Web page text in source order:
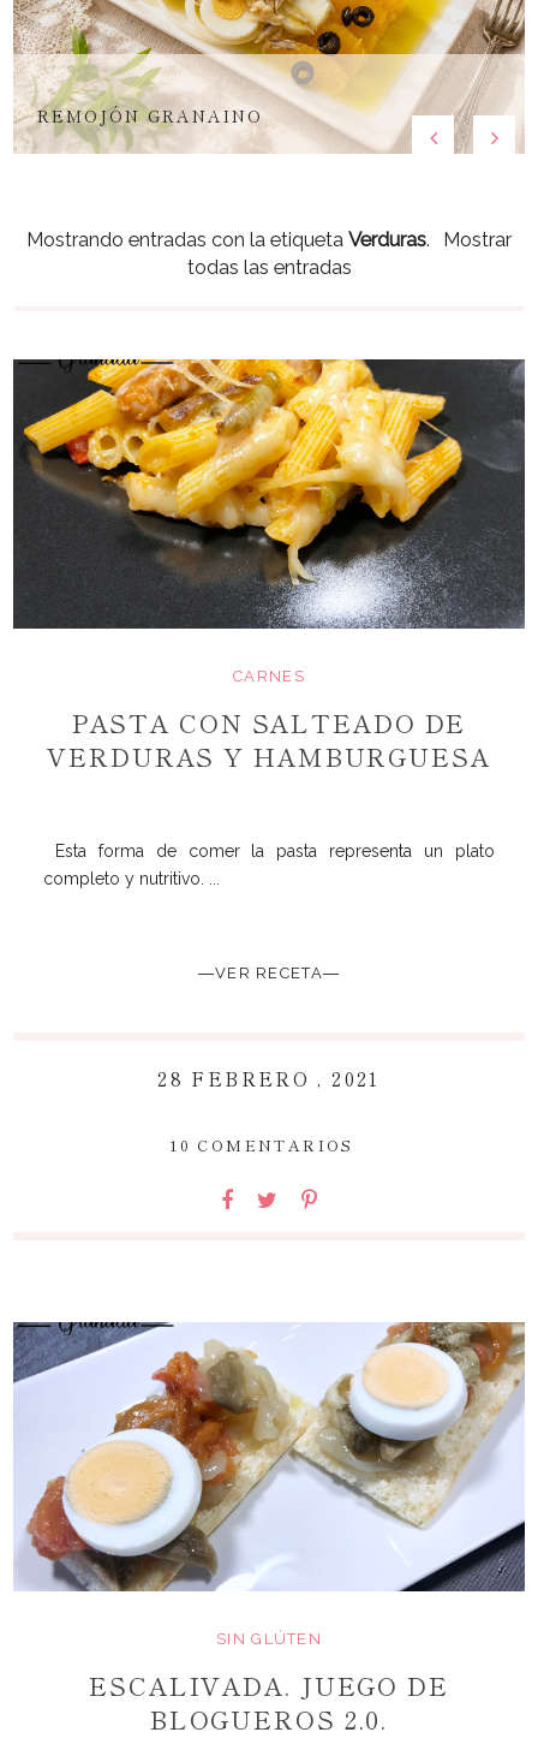
REMOJÓN GRANAINO
Mostrando entradas con la etiquetaVerduras.
Mostrar
todas las entradas
CARNES
PASTA CON SALTEADO DE
VERDURAS Y HAMBURGUESA
Esta forma de comer la pasta representa un plato
completo y nutritivo. ...
―VER RECETA―
28 FEBRERO , 2021
10 COMENTARIOS
SIN GLÚTEN
ESCALIVADA. JUEGO DE
BLOGUEROS 2.0.